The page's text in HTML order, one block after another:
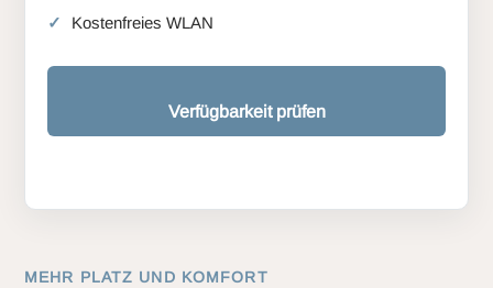
Kostenfreies WLAN
Verfügbarkeit prüfen
MEHR PLATZ UND KOMFORT